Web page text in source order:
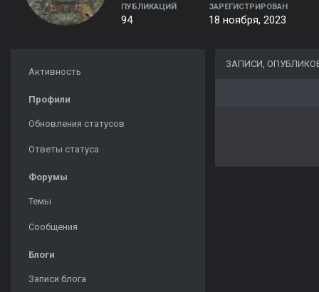
ПУБЛИКАЦИЙ
94
ЗАРЕГИСТРИРОВАН
18 ноября, 2023
Активность
Профили
Обновления статусов
Ответы статуса
Форумы
Темы
Сообщения
Блоги
Записи блога
ЗАПИСИ,